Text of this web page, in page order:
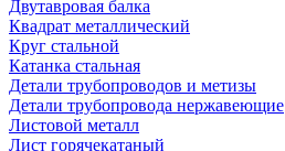
Двутавровая балка
Квадрат металлический
Круг стальной
Катанка стальная
Детали трубопроводов и метизы
Детали трубопровода нержавеющие
Листовой металл
Лист горячекатаный